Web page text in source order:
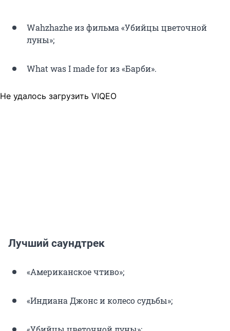
Wahzhazhe из фильма «Убийцы цветочной
луны»;
What was I made for из «Барби».
Не удалось загрузить VIQEO
Лучший саундтрек
«Американское чтиво»;
«Индиана Джонс и колесо судьбы»;